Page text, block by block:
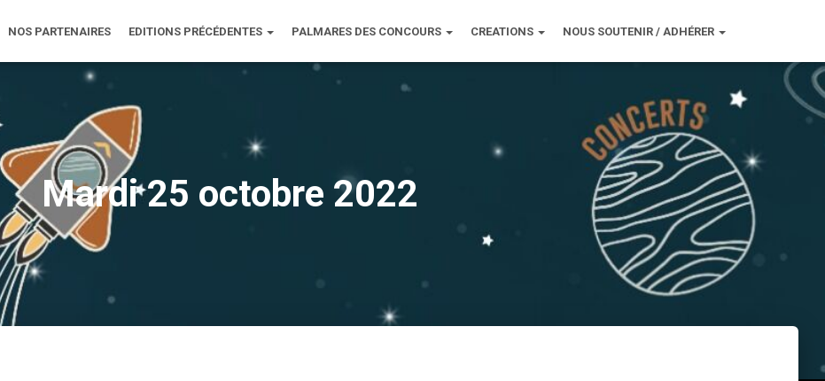
NOS PARTENAIRES EDITIONS PRÉCÉDENTES PALMARES DES CONCOURS CREATIONS NOUS SOUTENIR / ADHÉRER
Mardi 25 octobre 2022